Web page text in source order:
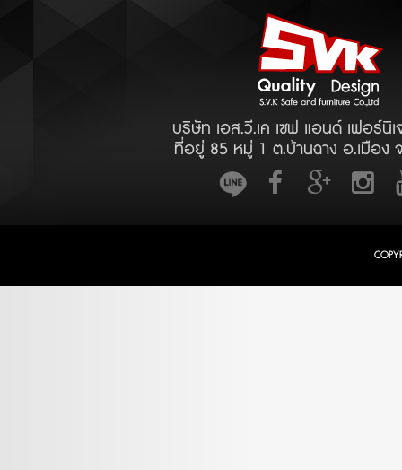
บริษัท เอส.วี.เค เซฟ แอนด์ เฟอร์นิ
ที่อยู่ 85 หมู่ 1 ต.บ้านฉาง อ.เมือง